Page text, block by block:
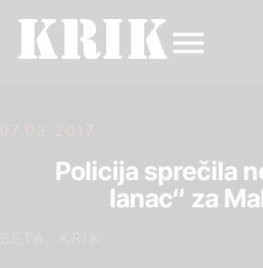
07.03.2017.
Policija sprečila
lanac“ za